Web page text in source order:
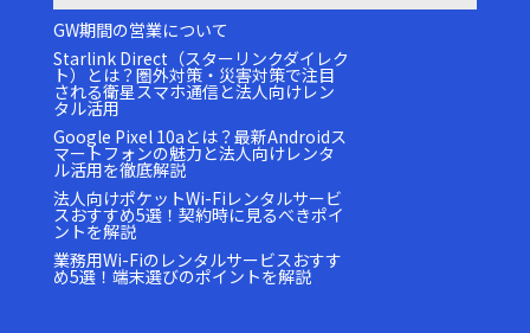
GW期間の営業について
Starlink Direct（スターリンクダイレク
ト）とは？圏外対策・災害対策で注目
される衛星スマホ通信と法人向けレン
タル活用
Google Pixel 10aとは？最新Androidス
マートフォンの魅力と法人向けレンタ
ル活用を徹底解説
法人向けポケットWi-Fiレンタルサービ
スおすすめ5選！契約時に見るべきポイ
ントを解説
業務用Wi-Fiのレンタルサービスおすす
め5選！端末選びのポイントを解説